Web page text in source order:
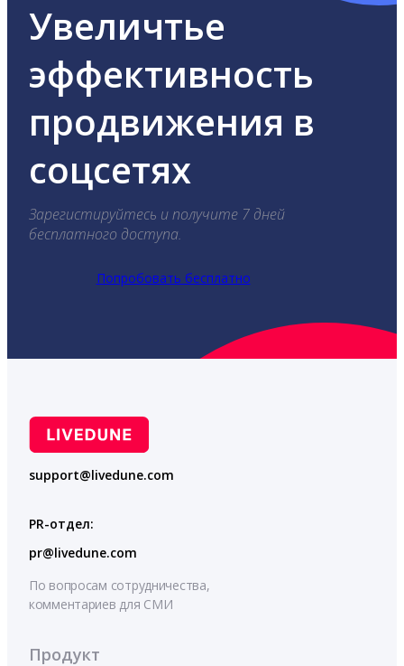
Увеличтье
эффективность
продвижения в
соцсетях
Зарегистируйтесь и получите 7 дней
бесплатного доступа.
Попробовать бесплатно
support@livedune.com
PR-отдел:
pr@livedune.com
По вопросам сотрудничества,
комментариев для СМИ
Продукт